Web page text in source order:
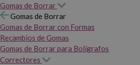
Gomas de Borrar
Gomas de Borrar
Gomas de Borrar con Formas
Recambios de Gomas
Gomas de Borrar para Bolígrafos
Correctores